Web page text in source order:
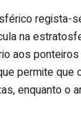
regista-
na
aos
permite que
enquanto o